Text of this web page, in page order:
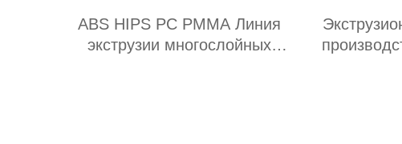
ABS HIPS PC PMMA Линия
экструзии многослойных